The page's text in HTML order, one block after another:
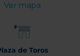
Ver mapa
de Toros